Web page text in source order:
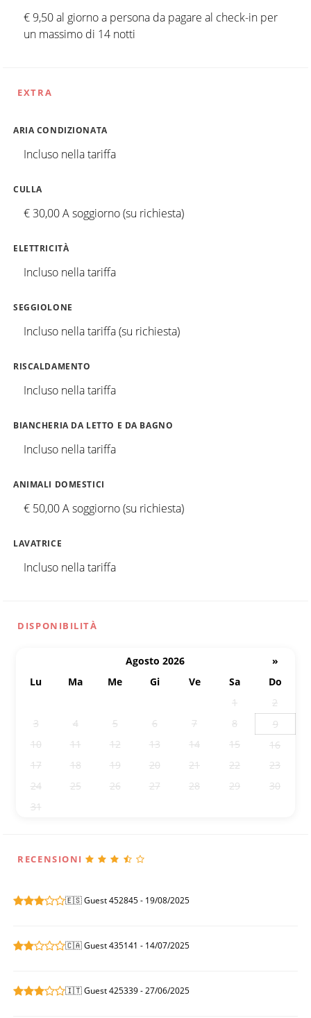
€ 9,50 al giorno a persona da pagare al check-in per
un massimo di 14 notti
EXTRA
ARIA CONDIZIONATA
Incluso nella tariffa
CULLA
€ 30,00 A soggiorno (su richiesta)
ELETTRICITÀ
Incluso nella tariffa
SEGGIOLONE
Incluso nella tariffa (su richiesta)
RISCALDAMENTO
Incluso nella tariffa
BIANCHERIA DA LETTO E DA BAGNO
Incluso nella tariffa
ANIMALI DOMESTICI
€ 50,00 A soggiorno (su richiesta)
LAVATRICE
Incluso nella tariffa
DISPONIBILITÀ
Agosto 2026
»
Lu
Ma Me Gi Ve Sa
Do
1
2
3
4 5 6 7 8
9
10
11 12 13 14 15
16
17
18 19 20 21 22
23
24
25 26 27 28 29
30
31
RECENSIONI
🇪🇸 Guest 452845 - 19/08/2025
🇨🇦 Guest 435141 - 14/07/2025
🇮🇹 Guest 425339 - 27/06/2025